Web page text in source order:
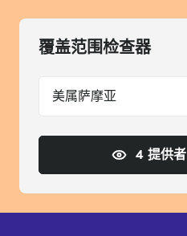
覆盖范围检查器
美属萨摩亚
4 提供者